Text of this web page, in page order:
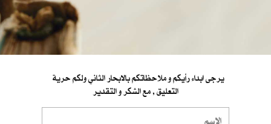
التعليق , مع الشكر و التقدير